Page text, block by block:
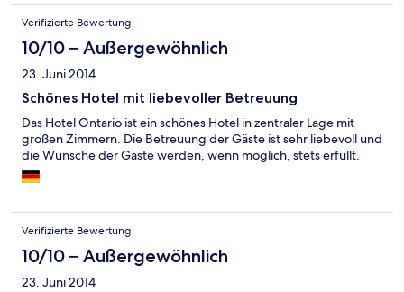
Verifizierte Bewertung
10/10 – Außergewöhnlich
23. Juni 2014
Schönes Hotel mit liebevoller Betreuung
Das Hotel Ontario ist ein schönes Hotel in zentraler Lage mit
großen Zimmern. Die Betreuung der Gäste ist sehr liebevoll und
die Wünsche der Gäste werden, wenn möglich, stets erfüllt.
Verifizierte Bewertung
10/10 – Außergewöhnlich
23. Juni 2014